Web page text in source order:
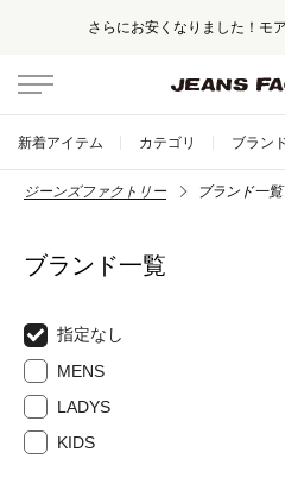
さらにお安くなりました！モ
新着アイテム カテゴリ ブラン
ジーンズファクトリー ブランド一覧
ブランド一覧
指定なし
MENS
LADYS
KIDS